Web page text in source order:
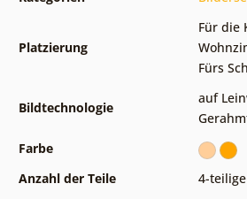
Platzierung
Für die
Fürs
Bildtechnologie
auf
Farbe
Anzahl der Teile
4-teilige